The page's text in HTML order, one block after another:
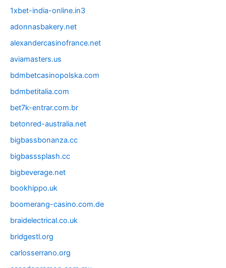
1xbet-india-online.in3
adonnasbakery.net
alexandercasinofrance.net
aviamasters.us
bdmbetcasinopolska.com
bdmbetitalia.com
bet7k-entrar.com.br
betonred-australia.net
bigbassbonanza.cc
bigbasssplash.cc
bigbeverage.net
bookhippo.uk
boomerang-casino.com.de
braidelectrical.co.uk
bridgestl.org
carlosserrano.org